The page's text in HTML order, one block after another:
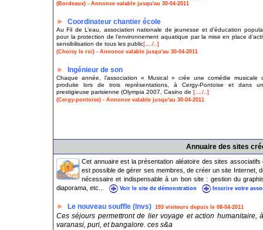
(Bordeaux) - Annonce valable jusqu'au 30-04-2011
► Coordinateur chantier école
Au Fil de L’eau, association nationale de jeunesse et d’éducation
pour la protection de l’environnement aquatique par la mise en place
sensibilisation de tous les public[..../..]
(Choisy le roi) - Annonce valable jusqu'au 30-04-2011
► Ingénieur de son
Chaque année, l’association « Musical » crée une comédie musicale
produite lors de trois représentations, à Cergy-Pontoise et dans
prestigieuse parisienne (Olympia 2007, Casino de [..../..]
(Cergy-pontoise) - Annonce valable jusqu'au 30-04-2011
Annuaire des sites
Cet annuaire est la présentation aléatoire des sites
est possible de gérer ses membres, de créer un site Internet,
nécessaire et indispensable à un bon site : gestion du
diaporama, etc...
Voir le site de démonstration Inscrire votre
► Le nouveau souffle (lnvs) 193 visiteurs depuis le 08-04-2011
Ces séjours permettront de lier voyage et action
varanasi, puri, et bangalore. ces s&a